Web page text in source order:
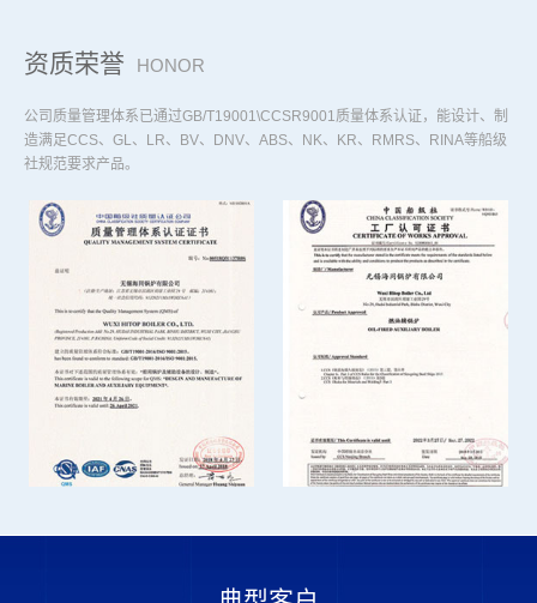
资质荣誉 HONOR
公司质量管理体系已通过GB/T19001\CCSR9001质量体系认证，能设计、制
造满足CCS、GL、LR、BV、DNV、ABS、NK、KR、RMRS、RINA等船级
社规范要求产品。